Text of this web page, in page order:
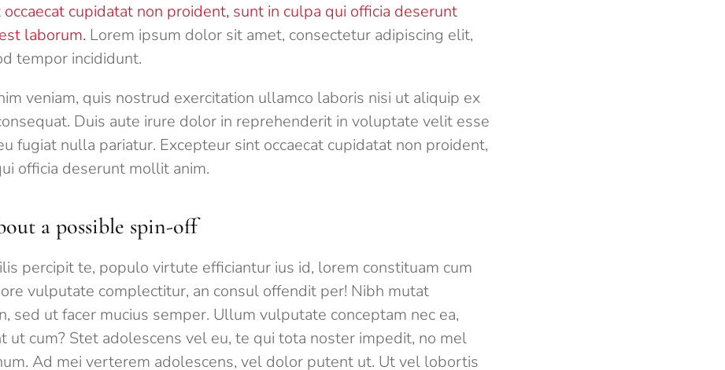
cupidatat non proident, sunt in culpa qui officia deserunt
laborum. Lorem ipsum dolor sit amet, consectetur adipiscing elit,
tempor incididunt.
veniam, quis nostrud exercitation ullamco laboris nisi ut aliquip ex
Duis aute irure dolor in reprehenderit in voluptate velit esse
fugiat nulla pariatur. Excepteur sint occaecat cupidatat non proident,
officia deserunt mollit anim.
a possible spin-off
percipit te, populo virtute efficiantur ius id, lorem constituam cum
vulputate complectitur, an consul offendit per! Nibh mutat
sed ut facer mucius semper. Ullum vulputate conceptam nec ea,
ut cum? Stet adolescens vel eu, te qui tota noster impedit, no mel
Ad mei verterem adolescens, vel dolor putent ut. Ut vel lobortis